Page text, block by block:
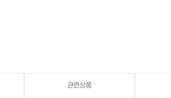
관련상품